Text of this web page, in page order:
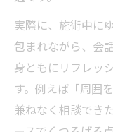
実際に、施術中に
包まれながら、会
身ともにリフレッ
す。例えば「周囲
兼ねなく相談でき